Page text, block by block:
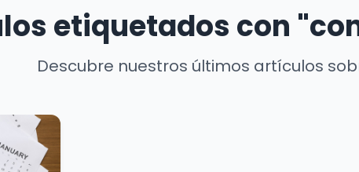
etiquetados con
Descubre nuestros últimos artículos